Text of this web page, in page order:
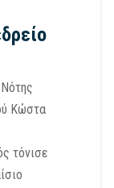
Κώστα
τόνισε